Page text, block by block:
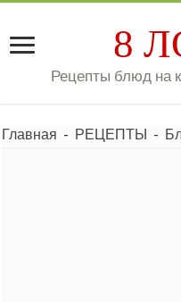
8
Рецепты блюд на
Главная - РЕЦЕПТЫ -